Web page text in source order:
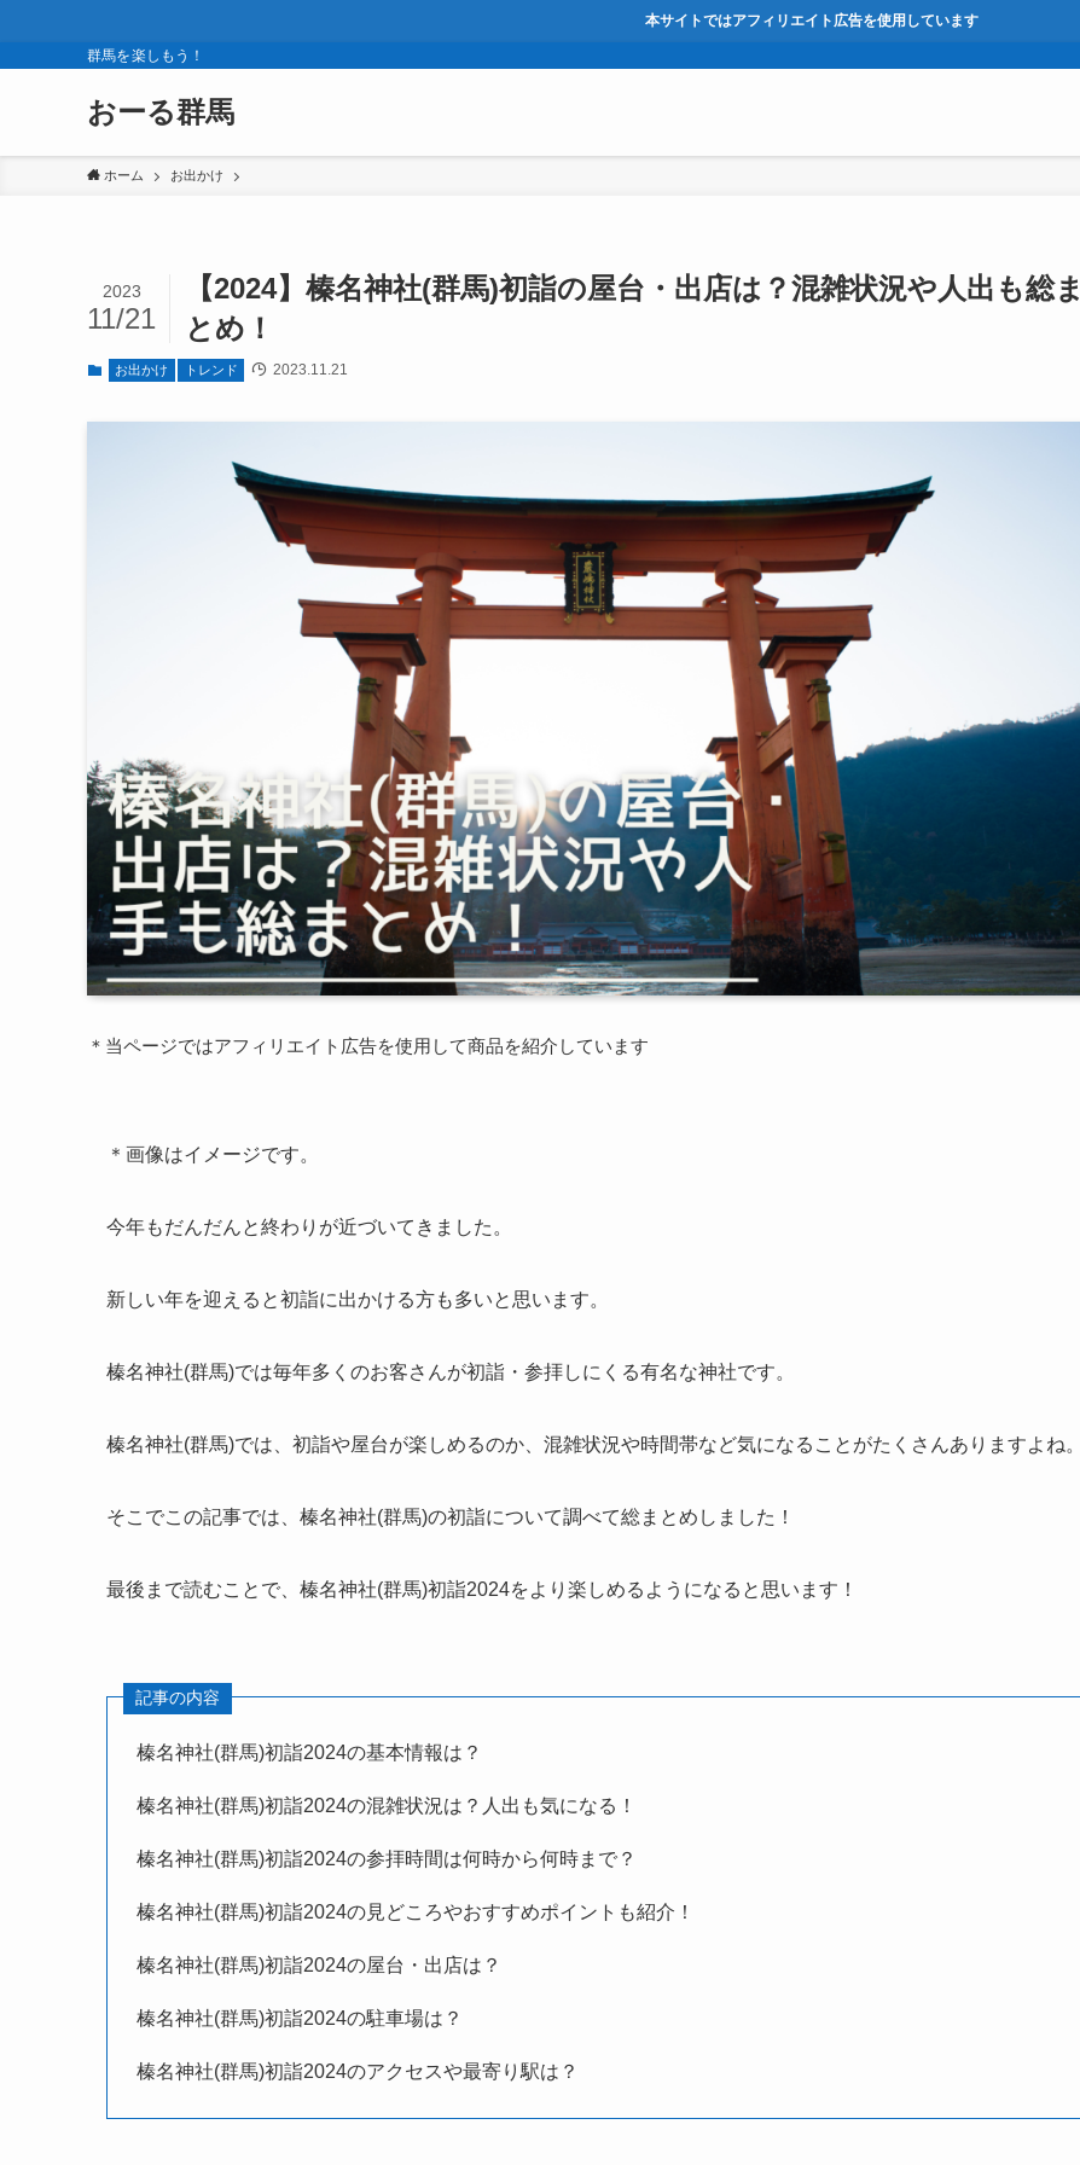
本サイトではアフィリエイト広告を使用しています
群馬を楽しもう！
おーる群馬
ホーム お出かけ
【2024】榛名神社(群馬)初詣の屋台・出店は？混雑状況や人出も総ま
とめ！
2023
11/21
お出かけ トレンド 2023.11.21
＊当ページではアフィリエイト広告を使用して商品を紹介しています
＊画像はイメージです。
今年もだんだんと終わりが近づいてきました。
新しい年を迎えると初詣に出かける方も多いと思います。
榛名神社(群馬)では毎年多くのお客さんが初詣・参拝しにくる有名な神社です。
榛名神社(群馬)では、初詣や屋台が楽しめるのか、混雑状況や時間帯など気になることがたくさんありますよね。
そこでこの記事では、 榛名神社(群馬)の初詣について調べて総まとめしました！
最後まで読むことで、 榛名神社(群馬)初詣2024をより楽しめるようになると思います！
記事の内容
榛名神社(群馬)初詣2024の基本情報は？
榛名神社(群馬)初詣2024の混雑状況は？人出も気になる！
榛名神社(群馬)初詣2024の参拝時間は何時から何時まで？
榛名神社(群馬)初詣2024の見どころやおすすめポイントも紹介！
榛名神社(群馬)初詣2024の屋台・出店は？
榛名神社(群馬)初詣2024の駐車場は？
榛名神社(群馬)初詣2024のアクセスや最寄り駅は？